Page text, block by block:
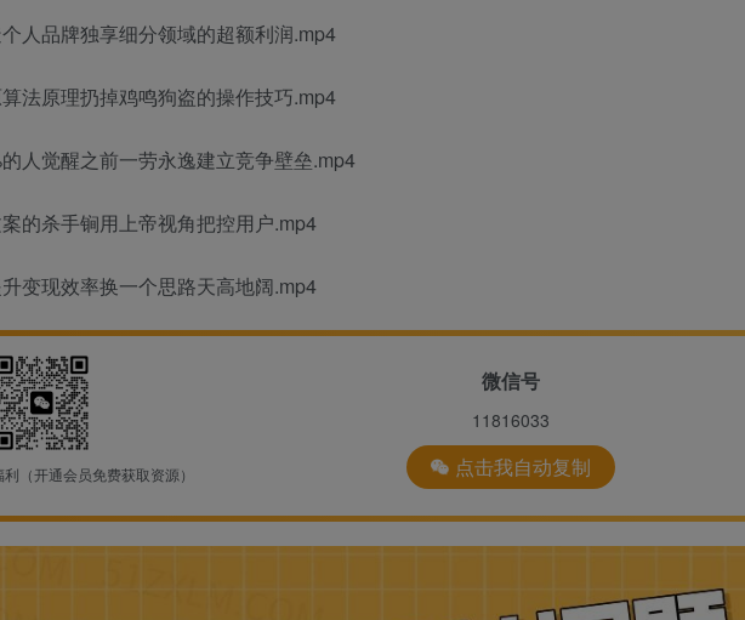
人品牌独享细分领域的超额利润.mp4
法原理扔掉鸡鸣狗盗的操作技巧.mp4
人觉醒之前一劳永逸建立竞争壁垒.mp4
的杀手锏用上帝视角把控用户.mp4
变现效率换一个思路天高地阔.mp4
（开通会员免费获取资源）
微信号
11816033
点击我自动复制